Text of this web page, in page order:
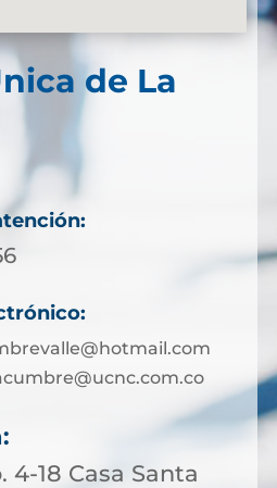
de La
4-18 Casa Santa